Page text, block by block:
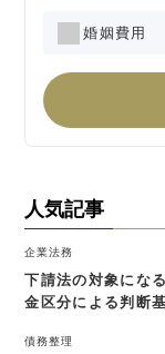
婚姻費用
人気記事
企業法務
下請法の対象にな
金区分による判断
債務整理